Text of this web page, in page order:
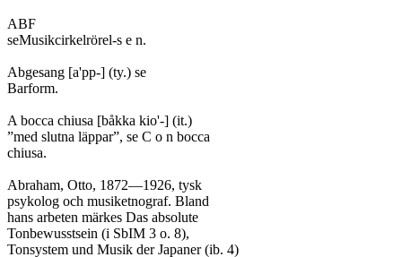
ABF
seMusikcirkelrörel-s e n.
Abgesang [a'pp-] (ty.) se
Barform.
A bocca chiusa [båkka kio'-] (it.)
”med slutna läppar”, se C o n bocca
chiusa.
Abraham, Otto, 1872—1926, tysk
psykolog och musiketnograf. Bland
hans arbeten märkes Das absolute
Tonbewusstsein (i SbIM 3 o. 8),
Tonsystem und Musik der Japaner (ib. 4)